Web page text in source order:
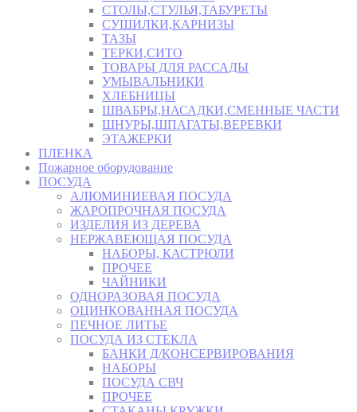
СТОЛЫ,СТУЛЬЯ,ТАБУРЕТЫ
СУШИЛКИ,КАРНИЗЫ
ТАЗЫ
ТЕРКИ,СИТО
ТОВАРЫ ДЛЯ РАССАДЫ
УМЫВАЛЬНИКИ
ХЛЕБНИЦЫ
ШВАБРЫ,НАСАДКИ,СМЕННЫЕ ЧАСТИ
ШНУРЫ,ШПАГАТЫ,ВЕРЕВКИ
ЭТАЖЕРКИ
ПЛЕНКА
Пожарное оборудование
ПОСУДА
АЛЮМИНИЕВАЯ ПОСУДА
ЖАРОПРОЧНАЯ ПОСУДА
ИЗДЕЛИЯ ИЗ ДЕРЕВА
НЕРЖАВЕЮЩАЯ ПОСУДА
НАБОРЫ, КАСТРЮЛИ
ПРОЧЕЕ
ЧАЙНИКИ
ОДНОРАЗОВАЯ ПОСУДА
ОЦИНКОВАННАЯ ПОСУДА
ПЕЧНОЕ ЛИТЬЕ
ПОСУДА ИЗ СТЕКЛА
БАНКИ Д/КОНСЕРВИРОВАНИЯ
НАБОРЫ
ПОСУДА СВЧ
ПРОЧЕЕ